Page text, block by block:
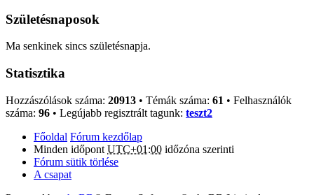
Születésnaposok
Ma senkinek sincs születésnapja.
Statisztika
Hozzászólások száma: 20913 • Témák száma: 61 • Felhasználók
száma: 96 • Legújabb regisztrált tagunk: teszt2
Főoldal Fórum kezdőlap
Minden időpont UTC+01:00 időzóna szerinti
Fórum sütik törlése
A csapat